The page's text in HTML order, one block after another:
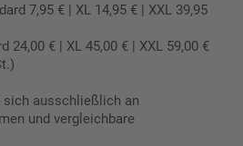
7,95 € | XL 14,95 € | XXL 39,95
24,00 € | XL 45,00 € | XXL 59,00 €
ausschließlich an
und vergleichbare